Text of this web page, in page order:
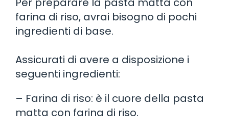
farina di riso, avrai bisogno di pochi
ingredienti di base.
Assicurati di avere a disposizione i
seguenti ingredienti:
– Farina di riso: è il cuore della pasta
matta con farina di riso.